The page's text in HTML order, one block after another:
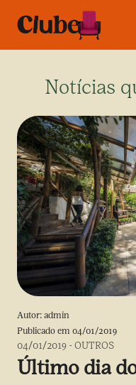
Notícias
Autor: admin
Publicado em 04/01/2019
04/01/2019 -OUTROS
Último dia